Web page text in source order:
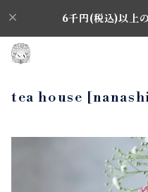
6千円(税込)以上
tea house